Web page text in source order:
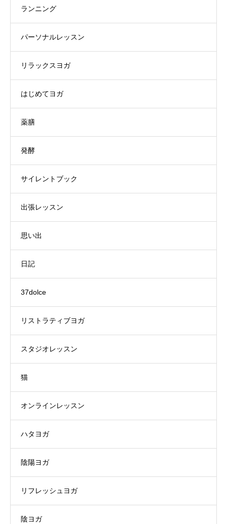
ランニング
パーソナルレッスン
リラックスヨガ
はじめてヨガ
薬膳
発酵
サイレントブック
出張レッスン
思い出
日記
37dolce
リストラティブヨガ
スタジオレッスン
猫
オンラインレッスン
ハタヨガ
陰陽ヨガ
リフレッシュヨガ
陰ヨガ